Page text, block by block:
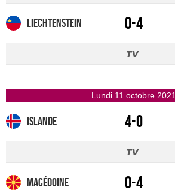
Liechtenstein 0-4
lundi 11 octobre 2021
Islande 4-0
Macédoine 0-4